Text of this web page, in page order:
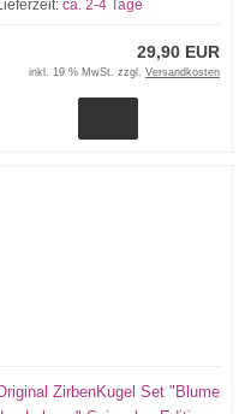
ca. 2-4 Tage
29,90 EUR
inkl. 19 % MwSt. zzgl. Versandkosten
ZirbenKugel Set "Blume